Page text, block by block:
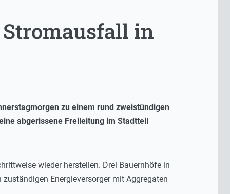
in
zu einem rund zweistündigen
abgerissene Freileitung im Stadtteil
wieder herstellen. Drei Bauernhöfe in
Energieversorger mit Aggregaten